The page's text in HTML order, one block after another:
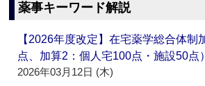
薬事キーワード解説
【2026年度改定】在宅薬学総合体制
点、加算2：個人宅100点・施設50
2026年03月12日 (木)